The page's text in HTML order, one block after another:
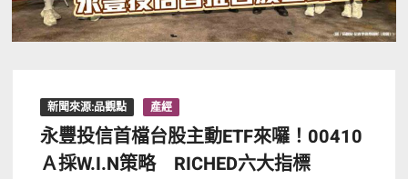
新聞來源:品觀點 產經
永豐投信首檔台股主動ETF來囉！00410
Ａ採W.I.N策略 RICHED六大指標